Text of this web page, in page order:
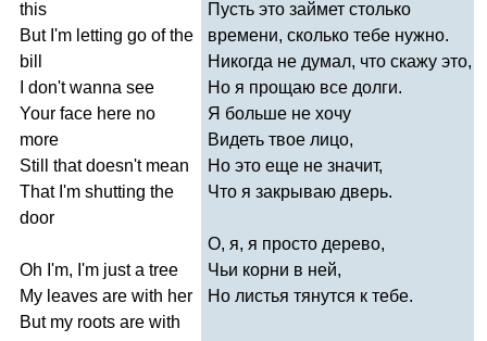
this
But I'm letting go of the
bill
don't wanna see
Your face here no
more
Still
that doesn't mean
That I'm shutting the
door
Oh I'm, I'm just a tree
My leaves are with her
But my roots are with
Пусть это займет столько
времени, сколько тебе нужно.
Никогда не думал, что скажу это,
Но я прощаю все долги.
Я больше не хочу
Видеть твое лицо,
Но это еще не значит,
Что я закрываю дверь.
О, я, я просто дерево,
Чьи корни в ней,
Но листья тянутся к тебе.